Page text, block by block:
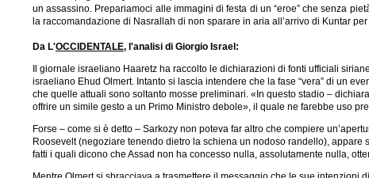
un assassino. Prepariamoci alle immagini di festa di un “eroe” che senza
la raccomandazione di Nasrallah di non sparare in aria all’arrivo di Kuntar
Da L'OCCIDENTALE, l'analisi di Giorgio Israel:
Il giornale israeliano Haaretz ha raccolto le dichiarazioni di fonti ufficiali
israeliano Ehud Olmert. Intanto si lascia intendere che la fase “vera” di un
che quelle attuali sono soltanto mosse preliminari. «In questo stadio –
offrire un simile gesto a un Primo Ministro debole», il quale ne farebbe uso
Forse – come si è detto – Sarkozy non poteva far altro che compiere
Roosevelt (negoziare tenendo dietro la schiena un nodoso randello),
fatti i quali dicono che Assad non ha concesso nulla, assolutamente nulla,